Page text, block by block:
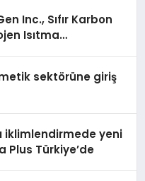
Inc., Sıfır Karbon
Isıtma
sektörüne giriş
iklimlendirmede yeni
Plus Türkiye’de